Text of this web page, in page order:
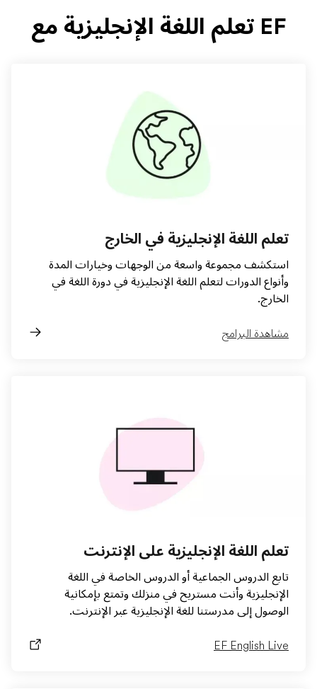
EF تعلم اللغة الإنجليزية مع
تعلم اللغة الإنجليزية في الخارج
استكشف مجموعة واسعة من الوجهات وخيارات المدة
وأنواع الدورات لتعلم اللغة الإنجليزية في دورة اللغة في
الخارج.
مشاهدة البرامج
تعلم اللغة الإنجليزية على الإنترنت
تابع الدروس الجماعية أو الدروس الخاصة في اللغة
الإنجليزية وأنت مستريح في منزلك وتمتع بإمكانية
الوصول إلى مدرستنا للغة الإنجليزية عبر الإنترنت.
EF English Live